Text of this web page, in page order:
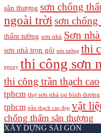
sân thượng sơn chống
ngoài trời sơn chống
thấm tường sơn nhà Sơn
sơn nhà trọn gói sơn tường thi
epoxy thi công sơn
thi công trần thạch cao
tphcm thợ sơn nhà tại bình dương
tphcm trần thạch cao đẹp vật
chống thấm sân thượng
XÂY DỰNG SÀI GÒN